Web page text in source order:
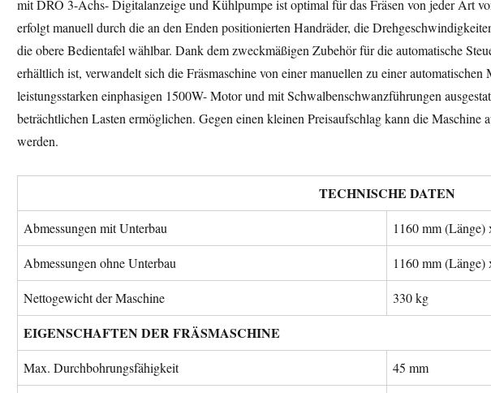
mit DRO 3-Achs- Digitalanzeige und Kühlpumpe ist optimal für das Fräsen von jeder Art
erfolgt manuell durch die an den Enden positionierten Handräder, die
die obere Bedientafel wählbar. Dank dem zweckmäßigen Zubehör für die automatische
erhältlich ist, verwandelt sich die Fräsmaschine von einer manuellen zu einer
leistungsstarken einphasigen 1500W- Motor und mit Schwalbenschwanzführungen
beträchtlichen Lasten ermöglichen. Gegen einen kleinen Preisaufschlag kann die Maschine
werden.
TECHNISCHE DATEN
Abmessungen mit Unterbau 1160 mm
Abmessungen ohne Unterbau 1160 mm
Nettogewicht der Maschine 330 kg
EIGENSCHAFTEN DER FRÄSMASCHINE
Max. Durchbohrungsfähigkeit 45 mm